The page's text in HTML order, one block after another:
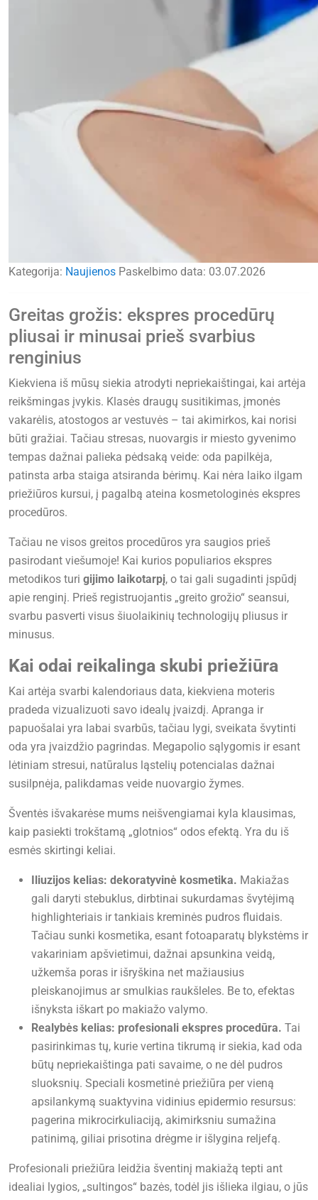
Kategorija: Naujienos Paskelbimo data: 03.07.2026
Greitas grožis: ekspres procedūrų
pliusai ir minusai prieš svarbius
renginius
Kiekviena iš mūsų siekia atrodyti nepriekaištingai, kai artėja
reikšmingas įvykis. Klasės draugų susitikimas, įmonės
vakarėlis, atostogos ar vestuvės – tai akimirkos, kai norisi
būti gražiai. Tačiau stresas, nuovargis ir miesto gyvenimo
tempas dažnai palieka pėdsaką veide: oda papilkėja,
patinsta arba staiga atsiranda bėrimų. Kai nėra laiko ilgam
priežiūros kursui, į pagalbą ateina kosmetologinės ekspres
procedūros.
Tačiau ne visos greitos procedūros yra saugios prieš
pasirodant viešumoje! Kai kurios populiarios ekspres
metodikos turi gijimo laikotarpį, o tai gali sugadinti įspūdį
apie renginį. Prieš registruojantis „greito grožio“ seansui,
svarbu pasverti visus šiuolaikinių technologijų pliusus ir
minusus.
Kai odai reikalinga skubi priežiūra
Kai artėja svarbi kalendoriaus data, kiekviena moteris
pradeda vizualizuoti savo idealų įvaizdį. Apranga ir
papuošalai yra labai svarbūs, tačiau lygi, sveikata švytinti
oda yra įvaizdžio pagrindas. Megapolio sąlygomis ir esant
lėtiniam stresui, natūralus ląstelių potencialas dažnai
susilpnėja, palikdamas veide nuovargio žymes.
Šventės išvakarėse mums neišvengiamai kyla klausimas,
kaip pasiekti trokštamą „glotnios“ odos efektą. Yra du iš
esmės skirtingi keliai.
Iliuzijos kelias: dekoratyvinė kosmetika. Makiažas
gali daryti stebuklus, dirbtinai sukurdamas švytėjimą
highlighteriais ir tankiais kreminės pudros fluidais.
Tačiau sunki kosmetika, esant fotoaparatų blykstėms ir
vakariniam apšvietimui, dažnai apsunkina veidą,
užkemša poras ir išryškina net mažiausius
pleiskanojimus ar smulkias raukšleles. Be to, efektas
išnyksta iškart po makiažo valymo.
Realybės kelias: profesionali ekspres procedūra. Tai
pasirinkimas tų, kurie vertina tikrumą ir siekia, kad oda
būtų nepriekaištinga pati savaime, o ne dėl pudros
sluoksnių. Speciali kosmetinė priežiūra per vieną
apsilankymą suaktyvina vidinius epidermio resursus:
pagerina mikrocirkuliaciją, akimirksniu sumažina
patinimą, giliai prisotina drėgme ir išlygina reljefą.
Profesionali priežiūra leidžia šventinį makiažą tepti ant
idealiai lygios, „sultingos“ bazės, todėl jis išlieka ilgiau, o jūs